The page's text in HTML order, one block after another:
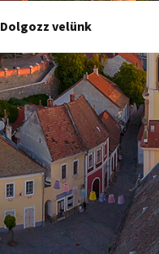
Dolgozz velünk